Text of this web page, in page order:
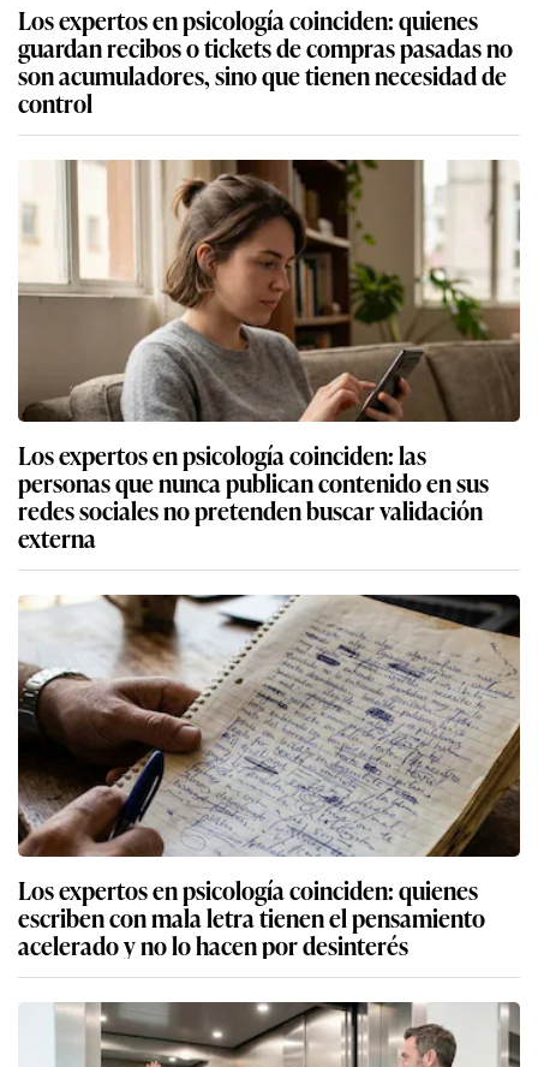
Los expertos en psicología coinciden: quienes
guardan recibos o tickets de compras pasadas no
son acumuladores, sino que tienen necesidad de
control
Los expertos en psicología coinciden: las
personas que nunca publican contenido en sus
redes sociales no pretenden buscar validación
externa
Los expertos en psicología coinciden: quienes
escriben con mala letra tienen el pensamiento
acelerado y no lo hacen por desinterés